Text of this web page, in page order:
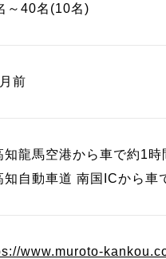
～40名(10名)
前
知龍馬空港から車で約1時
知自動車道 南国ICから車
www.muroto-